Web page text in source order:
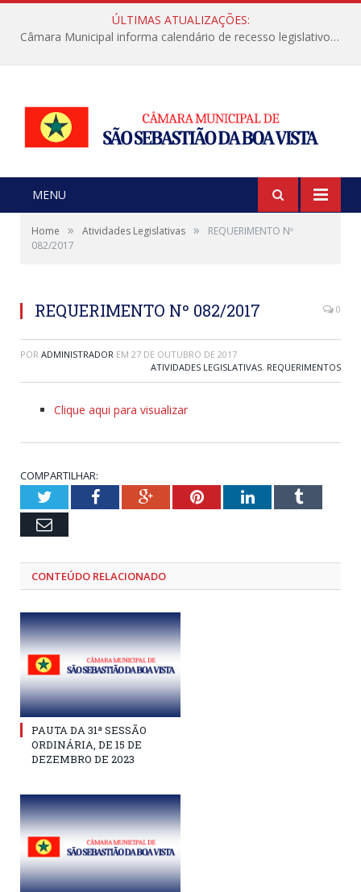
ÚLTIMAS ATUALIZAÇÕES:
Câmara Municipal informa calendário de recesso legislativo de julho
MENU
Home » Atividades Legislativas »
REQUERIMENTO Nº
082/2017
REQUERIMENTO Nº 082/2017 0
POR ADMINISTRADOR EM 27 DE OUTUBRO DE 2017
ATIVIDADES LEGISLATIVAS, REQUERIMENTOS
Clique aqui para visualizar
COMPARTILHAR:
TwitterFacebookGoogle+PinterestLinkedInTumblr
Email
CONTEÚDO RELACIONADO
PAUTA DA 31ª SESSÃO
ORDINÁRIA, DE 15 DE
DEZEMBRO DE 2023